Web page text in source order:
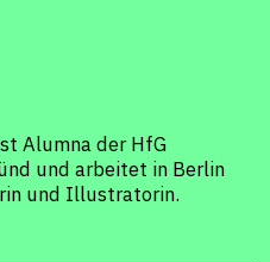
Alumna der HfG
und arbeitet in Berlin
und Illustratorin.